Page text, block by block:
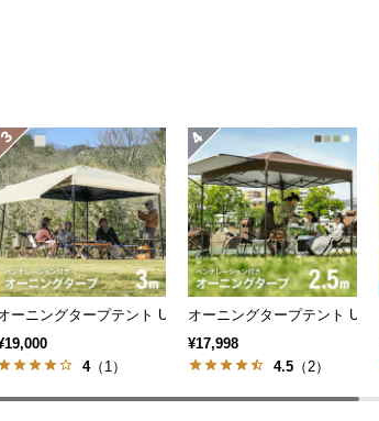
すく、設営に時間をかけずキ
ティングタイプも 3m
防水 新開発のブラックコーティングタイプも 2.5m
ーニングタープテント UVカット 風に強い 防水 新開発
4（1）
オーニングタープテント UV
¥17,998
4.5 （2）